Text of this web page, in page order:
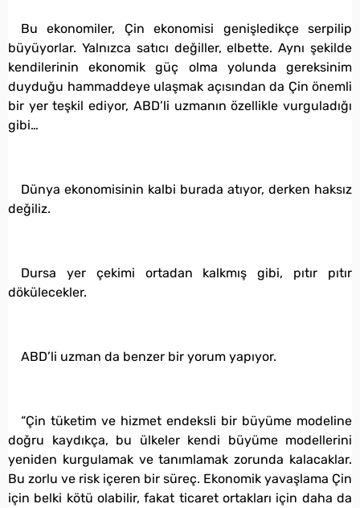
Bu ekonomiler, Çin ekonomisi genişledikçe serpilip
büyüyorlar. Yalnızca satıcı değiller, elbette. Aynı şekilde
kendilerinin ekonomik güç olma yolunda gereksinim
duyduğu hammaddeye ulaşmak açısından da Çin önemli
bir yer teşkil ediyor, ABD’li uzmanın özellikle vurguladığı
gibi…
Dünya ekonomisinin kalbi burada atıyor, derken haksız
değiliz.
Dursa yer çekimi ortadan kalkmış gibi, pıtır pıtır
dökülecekler.
ABD’li uzman da benzer bir yorum yapıyor.
“Çin tüketim ve hizmet endeksli bir büyüme modeline
doğru kaydıkça, bu ülkeler kendi büyüme modellerini
yeniden kurgulamak ve tanımlamak zorunda kalacaklar.
Bu zorlu ve risk içeren bir süreç. Ekonomik yavaşlama Çin
için belki kötü olabilir, fakat ticaret ortakları için daha da